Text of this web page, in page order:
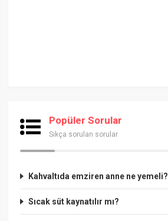
Popüler Sorular
Sıkça sorulan sorular
Kahvaltıda emziren anne ne yemeli?
Sıcak süt kaynatılır mı?